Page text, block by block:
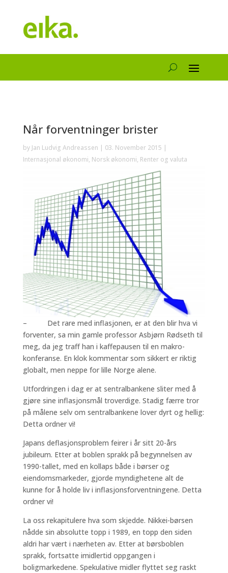
Når forventninger brister
by Jan Ludvig Andreassen | 03. November 2015 |
Internasjonal økonomi, Norsk økonomi, Renter og valuta
– Det rare med inflasjonen, er at den blir hva vi
forventer, sa min gamle professor Asbjørn Rødseth til
meg, da jeg traff han i kaffepausen til en makro-
konferanse. En klok kommentar som sikkert er riktig
globalt, men neppe for lille Norge alene.
Utfordringen i dag er at sentralbankene sliter med å
gjøre sine inflasjonsmål troverdige. Stadig færre tror
på målene selv om sentralbankene lover dyrt og hellig:
Detta ordner vi!
Japans deflasjonsproblem feirer i år sitt 20-års
jubileum. Etter at boblen sprakk på begynnelsen av
1990-tallet, med en kollaps både i børser og
eiendomsmarkeder, gjorde myndighetene alt de
kunne for å holde liv i inflasjonsforventningene. Detta
ordner vi!
La oss rekapitulere hva som skjedde. Nikkei-børsen
nådde sin absolutte topp i 1989, en topp den siden
aldri har vært i nærheten av. Etter at børsboblen
sprakk, fortsatte imidlertid oppgangen i
boligmarkedene. Spekulative midler flyttet seg raskt